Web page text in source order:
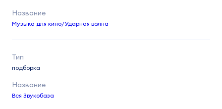
Музыка для кино/Ударная волна
подборка
Вся Звукобаза